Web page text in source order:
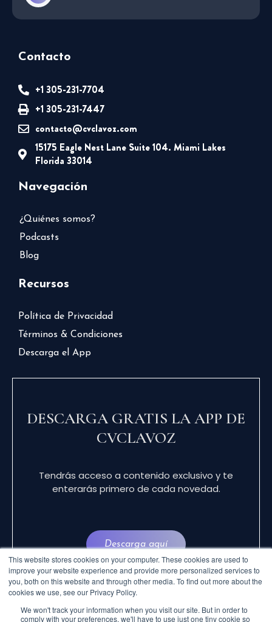
This website stores cookies on your computer. These cookies are used to
improve your website experience and provide more personalized services to
you, both on this website and through other media. To find out more about the
cookies we use, see our Privacy Policy.
We won't track your information when you visit our site. But in order to
comply with your preferences, we'll have to use just one tiny cookie so
Contacto
+1 305-231-7704
+1 305-231-7447
contacto@cvclavoz.com
15175 Eagle Nest Lane Suite 104. Miami Lakes
Florida 33014
Navegación
¿Quiénes somos?
Podcasts
Blog
Recursos
Política de Privacidad
Términos & Condiciones
Descarga el App
DESCARGA GRATIS LA APP DE
CVCLAVOZ
Tendrás acceso a contenido exclusivo y te
enterarás primero de cada novedad.
Descarga aquí